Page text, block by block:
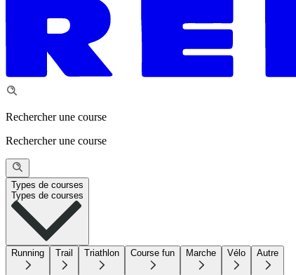
Rechercher une course
Rechercher une course
Types de courses
Types de courses
Running Trail Triathlon Course fun Marche Vélo Autre